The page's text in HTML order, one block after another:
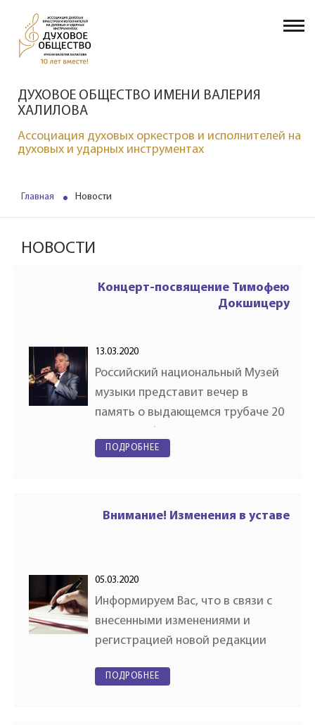
ДУХОВОЕ ОБЩЕСТВО ИМЕНИ ВАЛЕРИЯ
ХАЛИЛОВА
Ассоциация духовых оркестров и исполнителей на
духовых и ударных инструментах
Главная Новости
НОВОСТИ
Концерт-посвящение Тимофею
Докшицеру
13.03.2020
Российский национальный Музей
музыки представит вечер в
память о выдающемся трубаче 20
Меропиятие состоится 22 марта в
программе…
ПОДРОБНЕЕ
Внимание! Изменения в уставе
05.03.2020
Информируем Вас, что в связи с
внесенными изменениями и
регистрацией новой редакции
оркестров и исполнителей на
ПОДРОБНЕЕ